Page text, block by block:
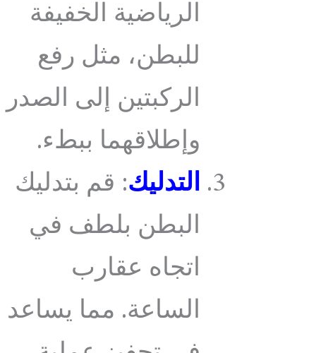
الرياضية الخفيفة
للبطن، مثل رفع
الركبتين إلى الصدر
وإطلاقهما ببطء.
التدليك: قم بتدليك
البطن بلطف في
اتجاه عقارب
الساعة. مما يساعد